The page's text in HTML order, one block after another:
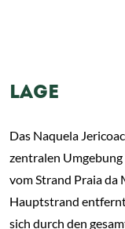
LAGE
Das Naquela
zentralen
vom Strand Praia da
Hauptstrand
sich durch den